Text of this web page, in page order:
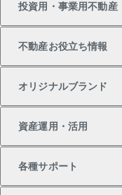
中古マンションの購入
一戸建ての売却・査定
物件を借りる
貸したいTOP
投資用・事業用不動産
不動産お役立ち情報
オリジナルブランド
一棟リノベーション
テ）
資産運用・活用
各種サポート